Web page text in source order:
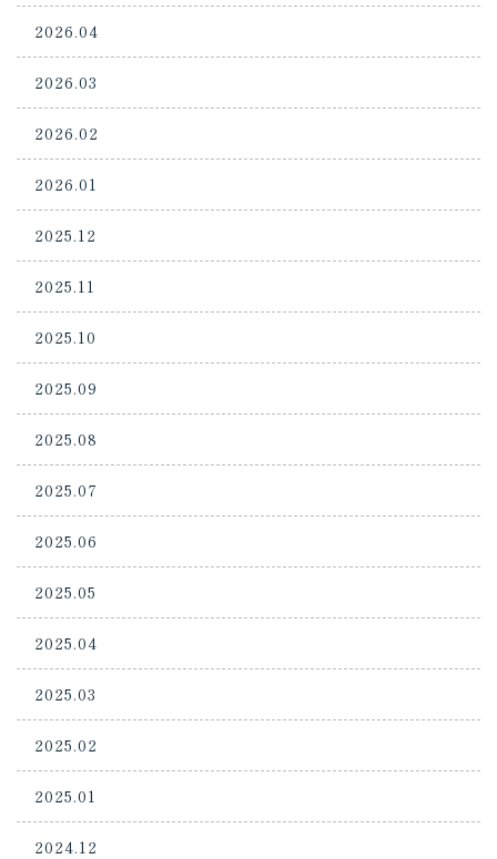
2026.04
2026.03
2026.02
2026.01
2025.12
2025.11
2025.10
2025.09
2025.08
2025.07
2025.06
2025.05
2025.04
2025.03
2025.02
2025.01
2024.12